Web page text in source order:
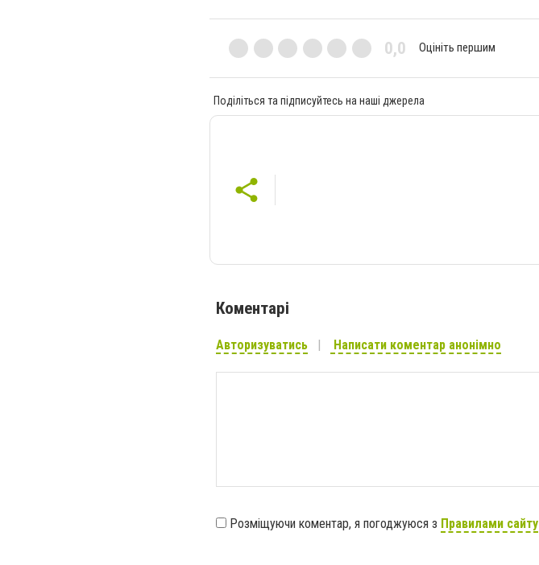
0,0 Оцініть першим
Поділіться та підписуйтесь на наші джерела
Коментарі
Авторизуватись Написати коментар анонімно
Розміщуючи коментар, я погоджуюся з Правилами сайту